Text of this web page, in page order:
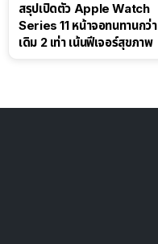
สรุปเปิดตัว Apple Watch
Series 11 หน้าจอทนทานกว่า
เดิม 2 เท่า เน้นฟีเจอร์สุขภาพ